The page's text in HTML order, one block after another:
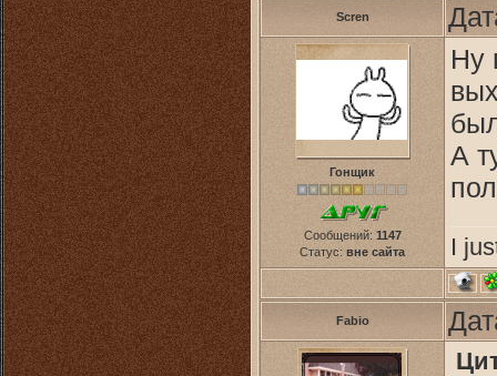
Scren
Гонщик
Сообщений: 1147
Статус: вне сайта
Ну
А
I
Fabio